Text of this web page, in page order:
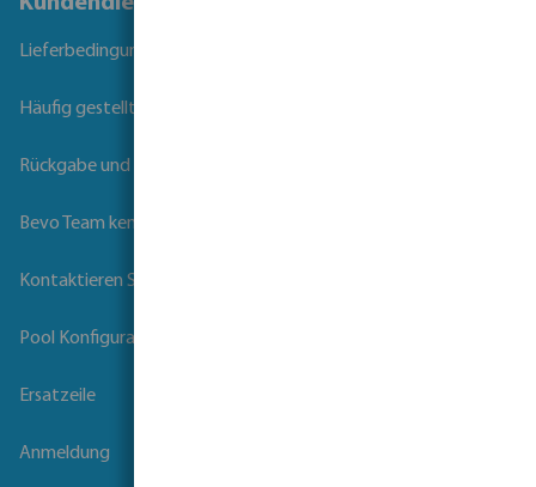
Lieferbedingungen
Häufig gestellte Fragen
Rückgabe und Garantie
Bevo Team kennenlernen
Kontaktieren Sie uns
Pool Konfigurator
Ersatzeile
Anmeldung